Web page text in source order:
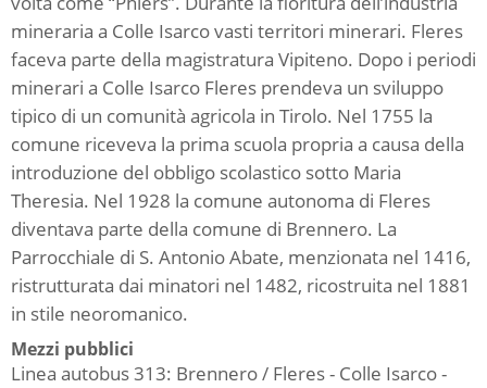
mineraria a Colle Isarco vasti territori minerari. Fleres
faceva parte della magistratura Vipiteno. Dopo i periodi
minerari a Colle Isarco Fleres prendeva un sviluppo
tipico di un comunità agricola in Tirolo. Nel 1755 la
comune riceveva la prima scuola propria a causa della
introduzione del obbligo scolastico sotto Maria
Theresia. Nel 1928 la comune autonoma di Fleres
diventava parte della comune di Brennero. La
Parrocchiale di S. Antonio Abate, menzionata nel 1416,
ristrutturata dai minatori nel 1482, ricostruita nel 1881
in stile neoromanico.
Mezzi pubblici
Linea autobus 313: Brennero / Fleres - Colle Isarco -